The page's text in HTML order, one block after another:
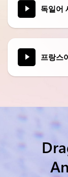
독일어
프랑스